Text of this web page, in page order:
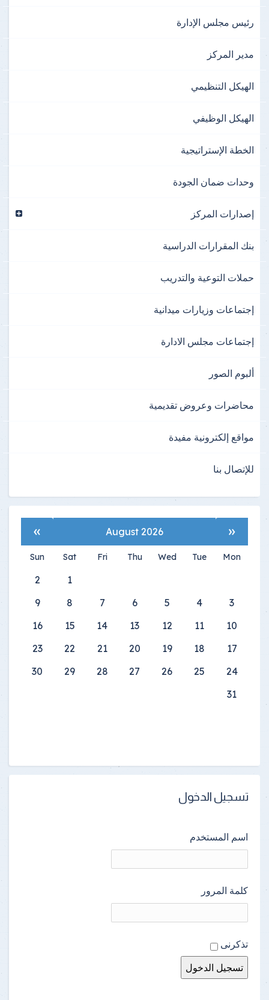
رئيس مجلس الإدارة
مدير المركز
الهيكل التنظيمي
الهيكل الوظيفي
الخطة الإستراتيجية
وحدات ضمان الجودة
إصدارات المركز
بنك المقرارات الدراسية
حملات التوعية والتدريب
إجتماعات وزيارات ميدانية
إجتماعات مجلس الادارة
ألبوم الصور
محاضرات وعروض تقديمية
مواقع إلكترونية مفيدة
للإتصال بنا
«
August 2026
»
Mon
Tue
Wed
Thu
Fri
Sat
Sun
1
2
3
4
5
6
7
8
9
10
11
12
13
14
15
16
17
18
19
20
21
22
23
24
25
26
27
28
29
30
31
تسجيل الدخول
اسم المستخدم
كلمة المرور
تذكرنى